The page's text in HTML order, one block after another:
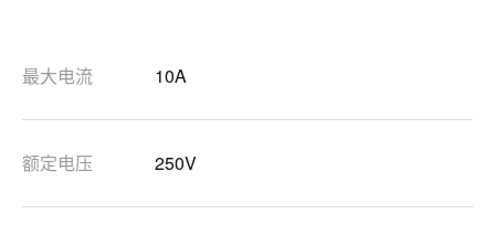
最大电流 10A
额定电压 250V